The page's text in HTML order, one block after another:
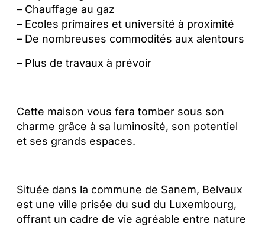
– Chauffage au gaz
– Ecoles primaires et université à proximité
– De nombreuses commodités aux alentours
– Plus de travaux à prévoir
Cette maison vous fera tomber sous son
charme grâce à sa luminosité, son potentiel
et ses grands espaces.
Située dans la commune de Sanem, Belvaux
est une ville prisée du sud du Luxembourg,
offrant un cadre de vie agréable entre nature